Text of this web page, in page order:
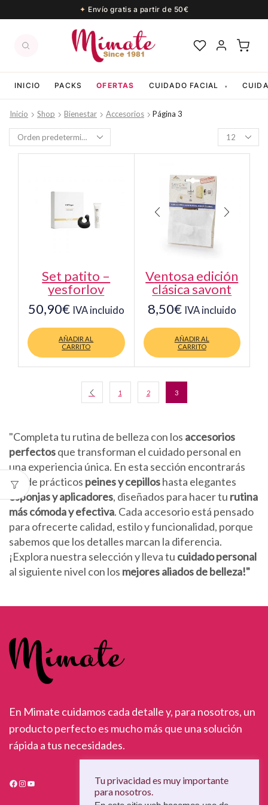
Envío gratis a partir de 50€
INICIO PACKS OFERTAS CUIDADO FACIAL ▾
Inicio Shop Bienestar Accesorios
Página 3
Productos
per
page
set patito –
yesforlov
50,90€ IVA incluido
AÑADIR AL
CARRITO
ventosa edición
clásica savont
8,50€ IVA incluido
AÑADIR AL
CARRITO
1 2 3
"Completa tu rutina de belleza con los accesorios
perfectosque transforman el cuidado personal en
una experiencia única. En esta sección encontrarás
desde prácticos peines y cepilloshasta elegantes
esponjas y aplicadores, diseñados para hacer tu rutina
más cómoda y efectiva. Cada accesorio está pensado
para ofrecerte calidad, estilo y funcionalidad, porque
sabemos que los detalles marcan la diferencia.
¡Explora nuestra selección y lleva tu cuidado personal
al siguiente nivel con los mejores aliados de belleza!"
En Mimate cuidamos cada detalle y, para nosotros, un
producto perfecto es mucho más que una solución
rápida a tus necesidades.
Facebook
Instagram
Tu privacidad es muy importante
para nosotros.